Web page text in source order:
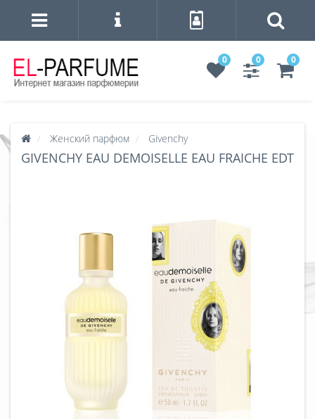
0 0 0
Женский парфюм Givenchy
GIVENCHY EAU DEMOISELLE EAU FRAICHE EDT